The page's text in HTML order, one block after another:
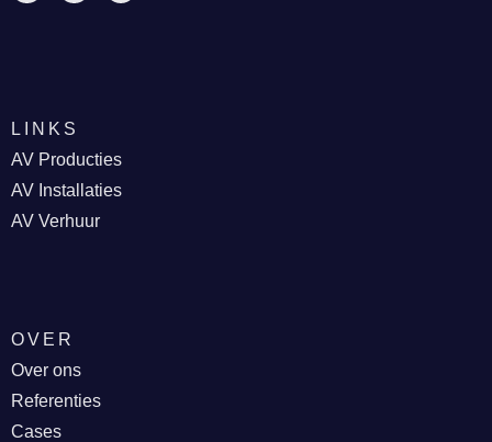
LINKS
AV Producties
AV Installaties
AV Verhuur
OVER
Over ons
Referenties
Cases